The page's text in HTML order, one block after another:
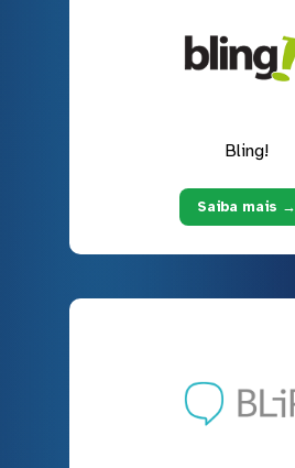
Bling!
Saiba mais →